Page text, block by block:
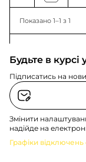
Показано 1–1 з 1
Будьте в курсі
Підписатись на
Змінити
надійде на
Графіки відключень